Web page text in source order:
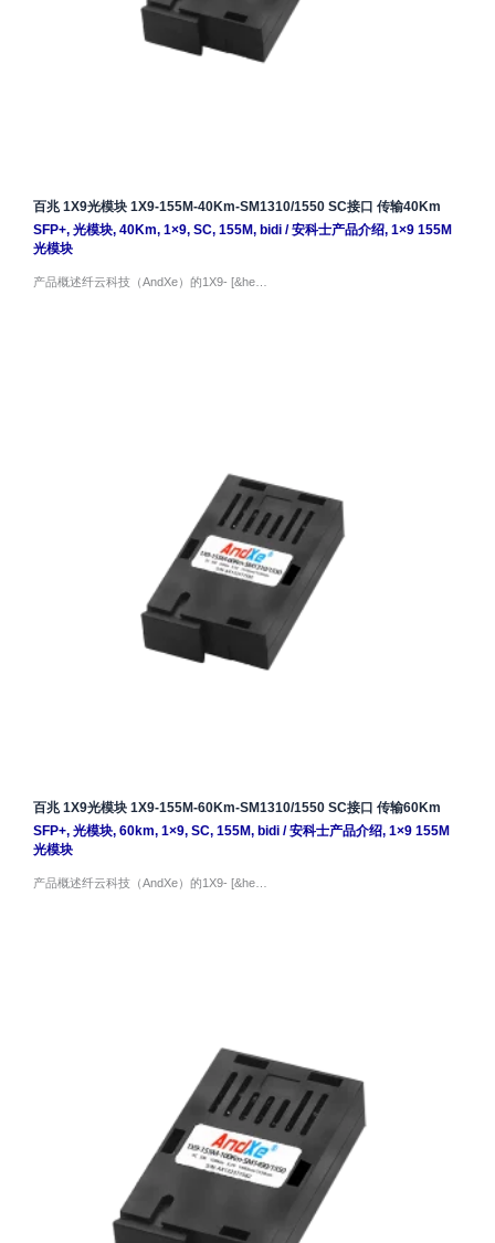
百兆 1X9光模块 1X9-155M-40Km-SM1310/1550 SC接口 传输40Km
SFP+, 光模块, 40Km, 1×9, SC, 155M, bidi/安科士产品介绍, 1×9 155M
光模块
产品概述纤云科技（AndXe）的1X9- [&he…
百兆 1X9光模块 1X9-155M-60Km-SM1310/1550 SC接口 传输60Km
SFP+, 光模块, 60km, 1×9, SC, 155M, bidi/安科士产品介绍, 1×9 155M
光模块
产品概述纤云科技（AndXe）的1X9- [&he…